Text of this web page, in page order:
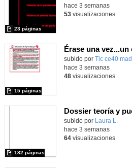
23 páginas
hace 3 semanas
53visualizaciones
Érase una
subido por Tic ce40
15 páginas
hace 3 semanas
48visualizaciones
Contenido educativo.
subido por Laura L.
182 páginas
hace 3 semanas
64visualizaciones